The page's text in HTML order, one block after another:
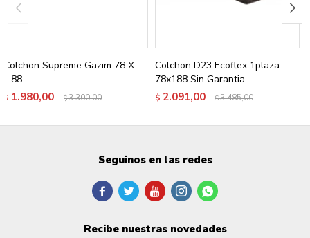
Colchon Supreme Gazim 78 X
1.88
$ 1.980,00 $3.300,00
Colchon D23 Ecoflex 1plaza
78x188 Sin Garantia
$ 2.091,00 $3.485,00
Seguinos en las redes
    
Recibe nuestras novedades